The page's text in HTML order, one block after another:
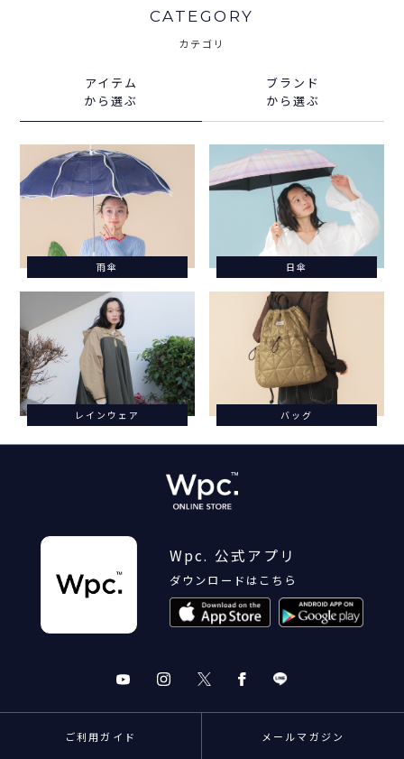
CATEGORY
カテゴリ
アイテム
から選ぶ
ブランド
から選ぶ
雨傘 日傘
レインウェア バッグ
Wpc. 公式アプリ
ダウンロードはこちら
ご利用ガイド メールマガジン